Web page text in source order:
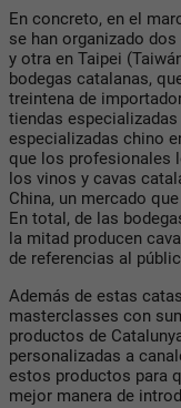
En concreto, en el
se han organizado
y otra en Taipei
bodegas catalanas,
treintena de
tiendas
especializadas chino
que los profesionales
los vinos y cavas
China, un mercado
En total, de las
la mitad producen
de referencias al
Además de estas
masterclasses con
productos de
personalizadas a
estos productos para
mejor manera de